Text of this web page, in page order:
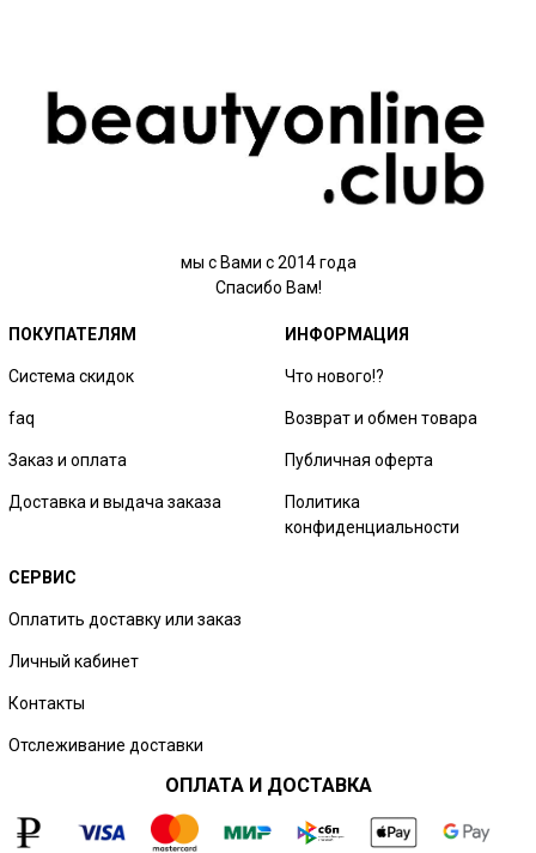
мы с Вами с 2014 года
Спасибо Вам!
ПОКУПАТЕЛЯМ
Система скидок
faq
Заказ и оплата
Доставка и выдача заказа
ИНФОРМАЦИЯ
Что нового!?
Возврат и обмен товара
Публичная оферта
Политика
конфиденциальности
СЕРВИС
Оплатить доставку или заказ
Личный кабинет
Контакты
Отслеживание доставки
ОПЛАТА И ДОСТАВКА